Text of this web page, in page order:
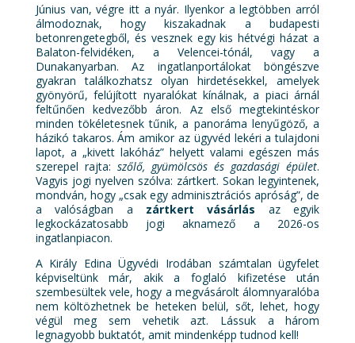
Június van, végre itt a nyár. Ilyenkor a legtöbben arról
álmodoznak, hogy kiszakadnak a budapesti
betonrengetegből, és vesznek egy kis hétvégi házat a
Balaton-felvidéken, a Velencei-tónál, vagy a
Dunakanyarban. Az ingatlanportálokat böngészve
gyakran találkozhatsz olyan hirdetésekkel, amelyek
gyönyörű, felújított nyaralókat kínálnak, a piaci árnál
feltűnően kedvezőbb áron. Az első megtekintéskor
minden tökéletesnek tűnik, a panoráma lenyűgöző, a
házikó takaros. Ám amikor az ügyvéd lekéri a tulajdoni
lapot, a „kivett lakóház” helyett valami egészen más
szerepel rajta: szőlő, gyümölcsös és gazdasági épület.
Vagyis jogi nyelven szólva: zártkert. Sokan legyintenek,
mondván, hogy „csak egy adminisztrációs apróság”, de
a valóságban a zártkert vásárlás az egyik
legkockázatosabb jogi aknamező a 2026-os
ingatlanpiacon.
A Király Edina Ügyvédi Irodában számtalan ügyfelet
képviseltünk már, akik a foglaló kifizetése után
szembesültek vele, hogy a megvásárolt álomnyaralóba
nem költözhetnek be heteken belül, sőt, lehet, hogy
végül meg sem vehetik azt. Lássuk a három
legnagyobb buktatót, amit mindenképp tudnod kell!